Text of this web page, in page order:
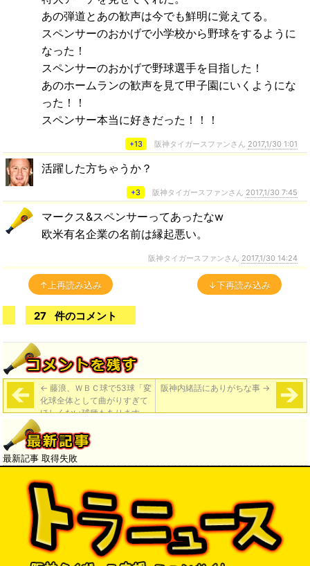
あの弾道とあの歓声は今でも鮮明に覚えてる。
スペンサーのおかげで小学校から野球をするように
なった！
スペンサーのおかげで野球選手を目指した！
あのホームランの歓声を見て甲子園にいくようにな
った！！
スペンサー本当に好きだった！！！
+13 阪神タイガースファンさん 2017,1/30 1:01
活躍した方ちゃうか？
+3 阪神タイガースファンさん 2017,1/30 7:45
マークス&スペンサーってあったなw
欧米有名企業の名前は縁起悪い。
阪神タイガースファンさん 2017,1/30 14:24
↑上再読み込み ↓下再読み込み
27 件のコメント
← 藤浪、ＷＢＣ球で53球「変
化球全体として曲がりすぎて
ほしくない球種もあります
が、キレが落ちなければいい
です」と
阪神内緒話にありがちな事 →
最新記事 取得失敗